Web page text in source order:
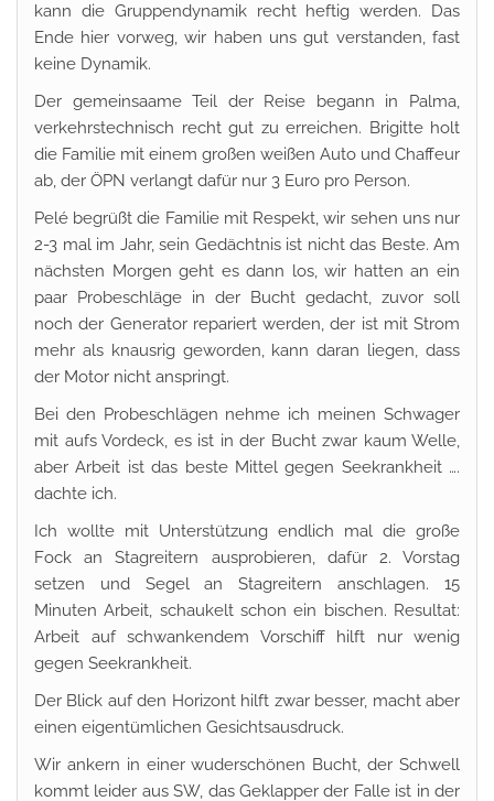
kann die Gruppendynamik recht heftig werden. Das
Ende hier vorweg, wir haben uns gut verstanden, fast
keine Dynamik.
Der gemeinsaame Teil der Reise begann in Palma,
verkehrstechnisch recht gut zu erreichen. Brigitte holt
die Familie mit einem großen weißen Auto und Chaffeur
ab, der ÖPN verlangt dafür nur 3 Euro pro Person.
Pelé begrüßt die Familie mit Respekt, wir sehen uns nur
2-3 mal im Jahr, sein Gedächtnis ist nicht das Beste. Am
nächsten Morgen geht es dann los, wir hatten an ein
paar Probeschläge in der Bucht gedacht, zuvor soll
noch der Generator repariert werden, der ist mit Strom
mehr als knausrig geworden, kann daran liegen, dass
der Motor nicht anspringt.
Bei den Probeschlägen nehme ich meinen Schwager
mit aufs Vordeck, es ist in der Bucht zwar kaum Welle,
aber Arbeit ist das beste Mittel gegen Seekrankheit ….
dachte ich.
Ich wollte mit Unterstützung endlich mal die große
Fock an Stagreitern ausprobieren, dafür 2. Vorstag
setzen und Segel an Stagreitern anschlagen. 15
Minuten Arbeit, schaukelt schon ein bischen. Resultat:
Arbeit auf schwankendem Vorschiff hilft nur wenig
gegen Seekrankheit.
Der Blick auf den Horizont hilft zwar besser, macht aber
einen eigentümlichen Gesichtsausdruck.
Wir ankern in einer wuderschönen Bucht, der Schwell
kommt leider aus SW, das Geklapper der Falle ist in der